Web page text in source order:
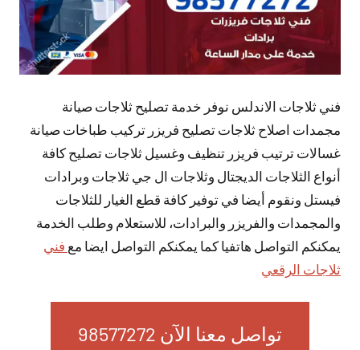
فني ثلاجات الاندلس نوفر خدمة تصليح ثلاجات صيانة
مجمدات اصلاح ثلاجات تصليح فريزر تركيب طباخات صيانة
غسالات ترتيب فريزر تنظيف وغسيل ثلاجات تصليح كافة
أنواع الثلاجات الديجتال وثلاجات ال جي ثلاجات وبرادات
فيستل ونقوم أيضا في توفير كافة قطع الغيار للثلاجات
والمجمدات والفريزر والبرادات، للاستعلام وطلب الخدمة
يمكنكم التواصل هاتفيا كما يمكنكم التواصل ايضا مع فني
ثلاجات الرقعي
تواصل معنا الآن 98577272